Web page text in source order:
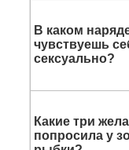
В каком
чувствуешь
сексуально?
Какие три
попросила у